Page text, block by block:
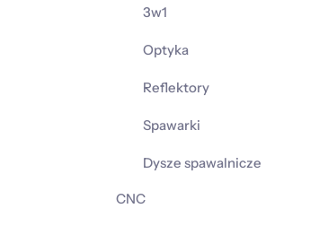
3w1
Optyka
Reflektory
Spawarki
Dysze spawalnicze
CNC